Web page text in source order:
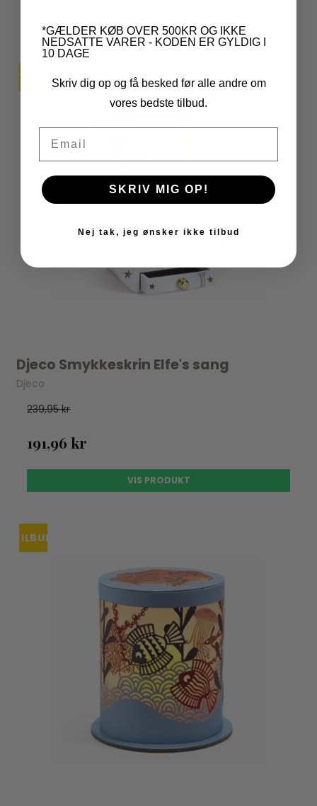
TILBUD
Djeco Smykkeskrin Elfe's sang
Djeco
239,95 kr
191,96 kr
VIS PRODUKT
TILBUD
*GÆLDER KØB OVER 500KR OG IKKE
NEDSATTE VARER - KODEN ER GYLDIG I
10 DAGE
Skriv dig op og få besked før alle andre om
vores bedste tilbud.
SKRIV MIG OP!
Nej tak, jeg ønsker ikke tilbud